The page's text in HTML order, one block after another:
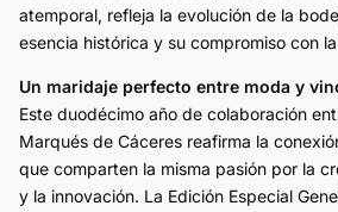
atemporal, refleja la evolución de la
esencia histórica y su compromiso con
Un maridaje perfecto entre moda y
Este duodécimo año de colaboración
Marqués de Cáceres reafirma la
que comparten la misma pasión por la
y la innovación. La Edición Especial